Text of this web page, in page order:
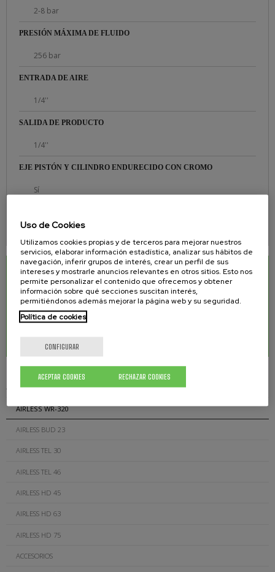
2-8 bar
PRESIÓN MÁXIMA DE FLUIDO
256 bar
ENTRADA DE AIRE
1/4''
SALIDA DE PRODUCTO
1/4''
EJE PISTÓN Y CILINDRO ENDURECIDO CON CROMO
Sí
DESCARGAS RELACIONADAS
Manual de equipo para pintar Airless WR-320
0.99 Mb.
Manual de equipo para pintar Airless Inox WR-
AIRLESS NEUMÁTICA
AIRLESS WR-320
AIRLESS BUD 23
AIRLESS TEL 30
AIRLESS TEL 46
AIRLESS HD 45
AIRLESS HD 63
AIRLESS HD 75
ACCESORIOS
Uso de Cookies
Utilizamos cookies propias y de terceros para mejorar nuestros
servicios, elaborar información estadística, analizar sus hábitos de
navegación, inferir grupos de interés, crear un perfil de sus
intereses y mostrarle anuncios relevantes en otros sitios. Esto nos
permite personalizar el contenido que ofrecemos y obtener
información sobre qué secciones suscitan interés,
permitiéndonos además mejorar la página web y su seguridad.
Política de cookies
CONFIGURAR
RECHAZAR COOKIES
ACEPTAR COOKIES